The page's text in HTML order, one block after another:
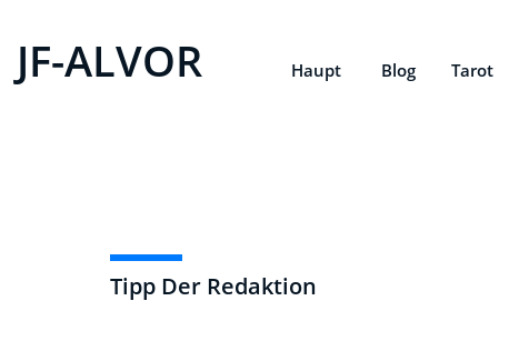
JF-ALVOR Haupt Blog Tarot
Tipp Der Redaktion